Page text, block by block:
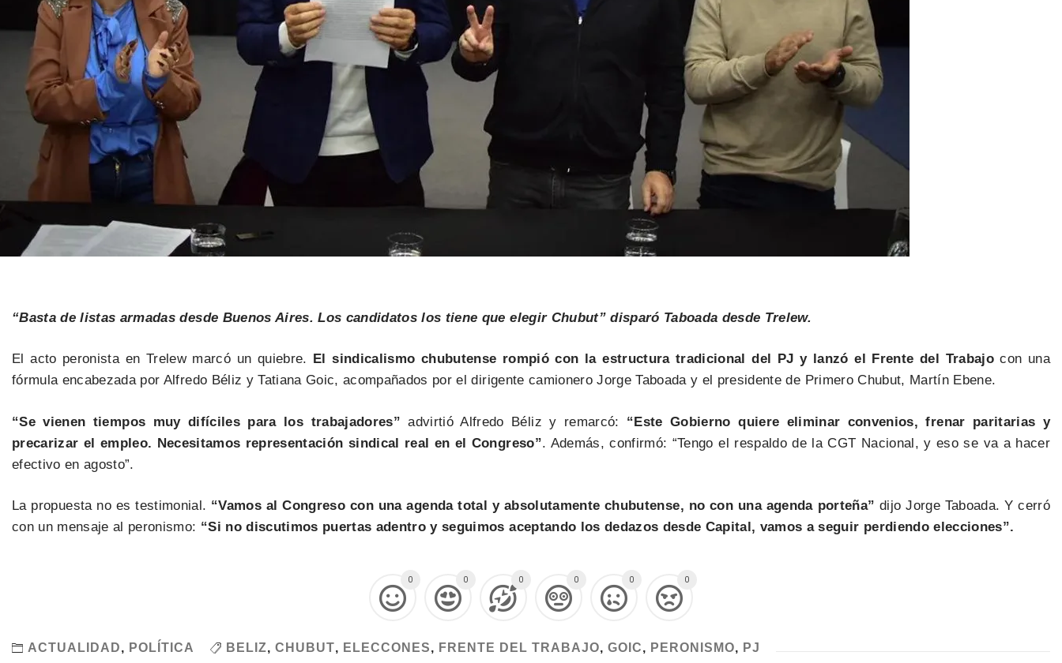
“Basta de listas armadas desde Buenos Aires. Los candidatos los tiene que elegir Chubut” disparó Taboada desde Trelew.
El acto peronista en Trelew marcó un quiebre. El sindicalismo chubutense rompió con la estructura tradicional del PJ y lanzó el Frente del Trabajocon una
fórmula encabezada por Alfredo Béliz y Tatiana Goic, acompañados por el dirigente camionero Jorge Taboada y el presidente de Primero Chubut, Martín Ebene.
“Se vienen tiempos muy difíciles para los trabajadores” advirtió Alfredo Béliz y remarcó: “Este Gobierno quiere eliminar convenios, frenar paritarias y
precarizar el empleo. Necesitamos representación sindical real en el Congreso”. Además, confirmó: “Tengo el respaldo de la CGT Nacional, y eso se va a hacer
efectivo en agosto”.
La propuesta no es testimonial. “Vamos al Congreso con una agenda total y absolutamente chubutense, no con una agenda porteña” dijo Jorge Taboada. Y cerró
con un mensaje al peronismo: “Si no discutimos puertas adentro y seguimos aceptando los dedazos desde Capital, vamos a seguir perdiendo elecciones”.
0 0 0 0 0 0
ACTUALIDAD, POLÍTICA BELIZ, CHUBUT, ELECCONES, FRENTE DEL TRABAJO, GOIC, PERONISMO, PJ